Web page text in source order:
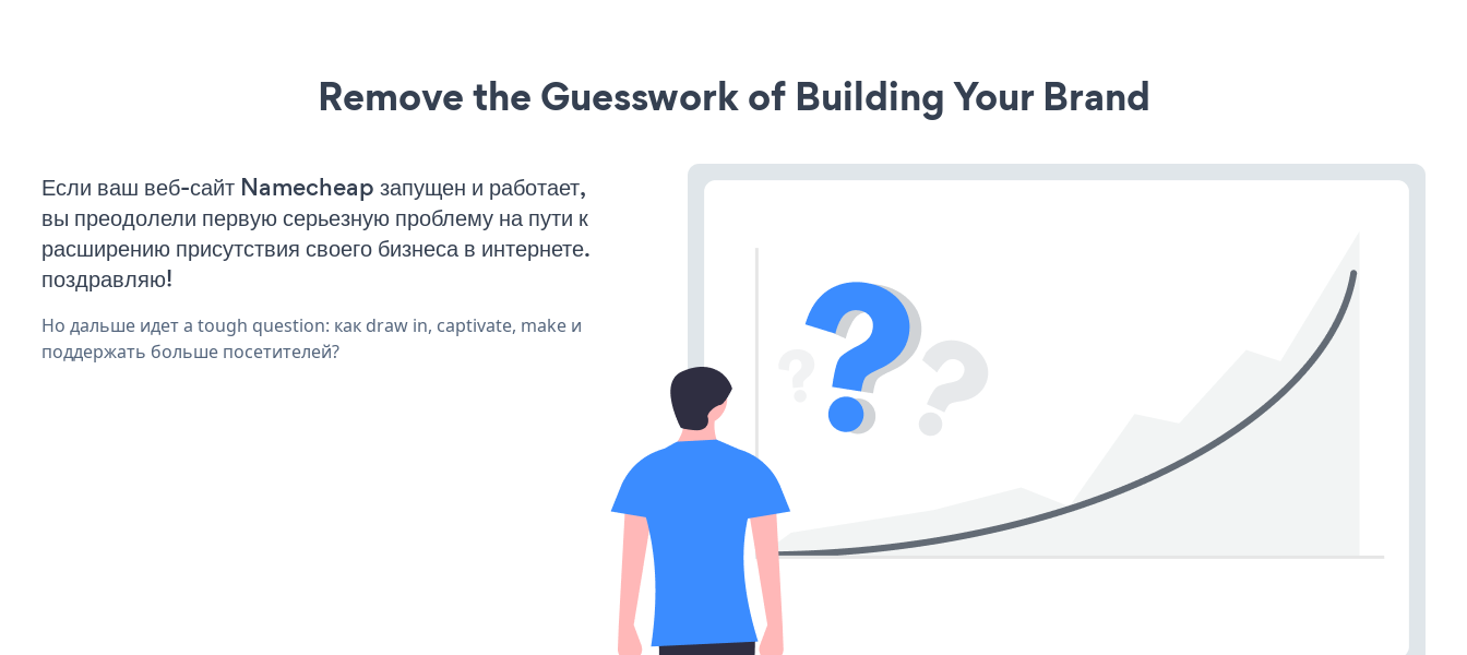
Remove the Guesswork of Building Your Brand
Если ваш веб-сайт Namecheap запущен и работает,
вы преодолели первую серьезную проблему на пути к
расширению присутствия своего бизнеса в интернете.
поздравляю!
Но дальше идет a tough question: как draw in, captivate, make и
поддержать больше посетителей?